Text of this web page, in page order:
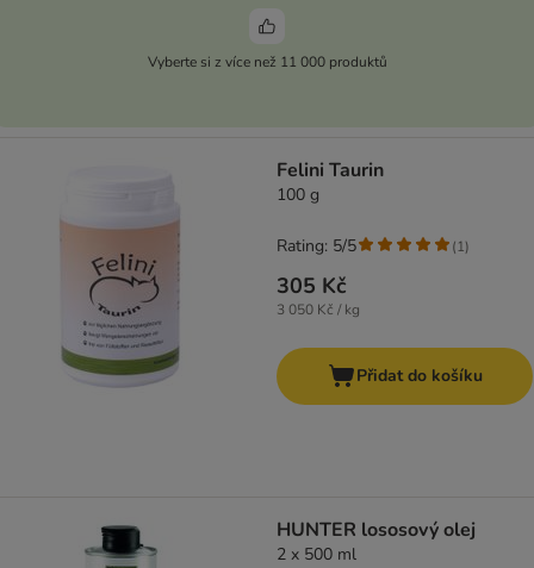
Vyberte si z více než 11 000 produktů
Felini Taurin
100 g
305 Kč
3 050 Kč / kg
Rating: 5/5 (1)
Přidat do košíku
HUNTER lososový olej
2 x 500 ml